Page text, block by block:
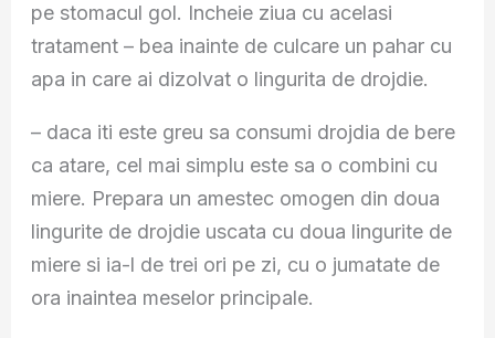
pe stomacul gol. Incheie ziua cu acelasi
tratament – bea inainte de culcare un pahar cu
apa in care ai dizolvat o lingurita de drojdie.
– daca iti este greu sa consumi drojdia de bere
ca atare, cel mai simplu este sa o combini cu
miere. Prepara un amestec omogen din doua
lingurite de drojdie uscata cu doua lingurite de
miere si ia-l de trei ori pe zi, cu o jumatate de
ora inaintea meselor principale.